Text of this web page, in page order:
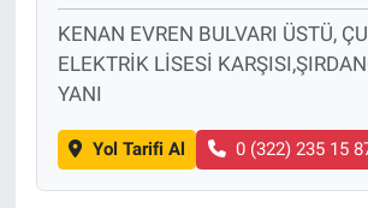
KENAN EVREN BULVARI ÜSTÜ,
ELEKTRİK LİSESİ
YANI
Yol Tarifi Al 0 (322) 235 15